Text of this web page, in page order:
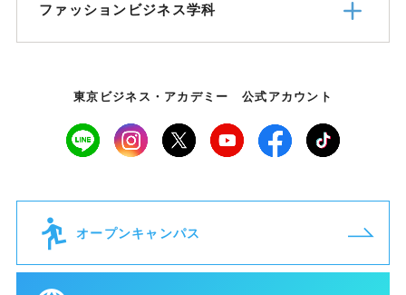
ファッションビジネス学科
東京ビジネス・アカデミー 公式アカウント
オープンキャンパス